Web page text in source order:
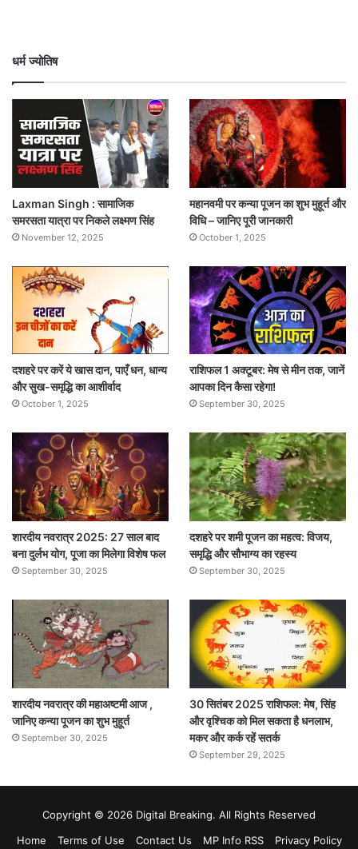
धर्म ज्योतिष
Laxman Singh : सामाजिक
समरसता यात्रा पर निकले लक्ष्मण सिंह
November 12, 2025
महानवमी पर कन्या पूजन का शुभ मुहूर्त और
विधि – जानिए पूरी जानकारी
October 1, 2025
दशहरे पर करें ये खास दान, पाएँ धन, धान्य
और सुख-समृद्धि का आशीर्वाद
October 1, 2025
राशिफल 1 अक्टूबर: मेष से मीन तक, जानें
आपका दिन कैसा रहेगा!
September 30, 2025
शारदीय नवरात्र 2025: 27 साल बाद
बना दुर्लभ योग, पूजा का मिलेगा विशेष फल
September 30, 2025
दशहरे पर शमी पूजन का महत्व: विजय,
समृद्धि और सौभाग्य का रहस्य
September 30, 2025
शारदीय नवरात्र की महाअष्टमी आज ,
जानिए कन्या पूजन का शुभ मुहूर्त
September 30, 2025
30 सितंबर 2025 राशिफल: मेष, सिंह
और वृश्चिक को मिल सकता है धनलाभ,
मकर और कर्क रहें सतर्क
September 29, 2025
Copyright © 2026 Digital Breaking. All Rights Reserved
Home
Terms of Use Contact Us MP Info RSS Privacy Policy